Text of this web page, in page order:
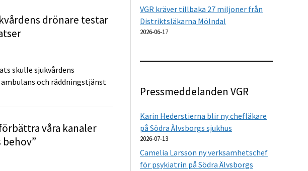
drönare testar
skulle sjukvårdens
och räddningstjänst
våra kanaler
VGR kräver tillbaka 27 miljoner från
Distriktsläkarna Mölndal
2026-06-17
Pressmeddelanden VGR
Karin Hederstierna blir ny chefläkare
på Södra Älvsborgs sjukhus
2026-07-13
Camelia Larsson ny verksamhetschef
för psykiatrin på Södra Älvsborgs